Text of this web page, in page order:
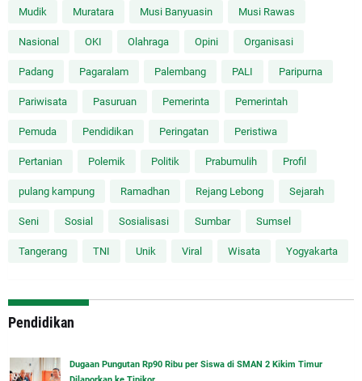
Mudik Muratara Musi Banyuasin Musi Rawas
Nasional OKI Olahraga Opini Organisasi
Padang Pagaralam Palembang PALI Paripurna
Pariwisata Pasuruan Pemerinta Pemerintah
Pemuda Pendidikan Peringatan Peristiwa
Pertanian Polemik Politik Prabumulih Profil
pulang kampung Ramadhan Rejang Lebong Sejarah
Seni Sosial Sosialisasi Sumbar Sumsel
Tangerang TNI Unik Viral Wisata Yogyakarta
Pendidikan
Dugaan Pungutan Rp90 Ribu per Siswa di SMAN 2 Kikim Timur